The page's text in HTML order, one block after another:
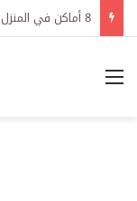
8 أماكن في المنزل ليست آمنة لحفظ النقود
القائمة